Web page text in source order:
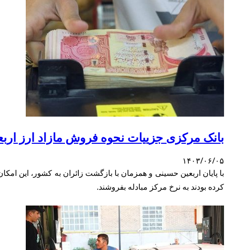
بانک مرکزی جزییات نحوه فروش مازاد ارز
۱۴۰۳/۰۶/۰۵
با پایان اربعین حسینی و همزمان با بازگشت زائران به کشور، این
کرده بودند به نرخ مرکز مبادله بفروشند.